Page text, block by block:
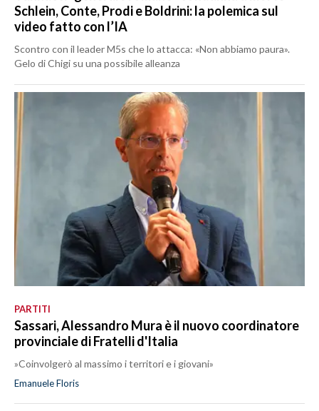
Schlein, Conte, Prodi e Boldrini: la polemica sul
video fatto con l’IA
Scontro con il leader M5s che lo attacca: «Non abbiamo paura».
Gelo di Chigi su una possibile alleanza
PARTITI
Sassari, Alessandro Mura è il nuovo coordinatore
provinciale di Fratelli d'Italia
»Coinvolgerò al massimo i territori e i giovani»
Emanuele Floris